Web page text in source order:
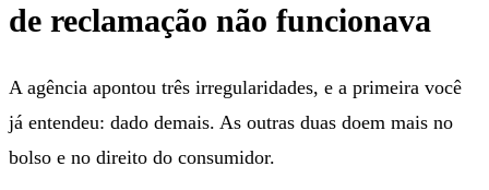
de reclamação não funcionava
A agência apontou três irregularidades, e a primeira você
já entendeu: dado demais. As outras duas doem mais no
bolso e no direito do consumidor.